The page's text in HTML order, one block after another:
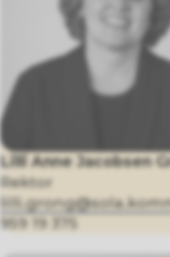
Lilli Anne Jacobsen
Rektor
959 19 375